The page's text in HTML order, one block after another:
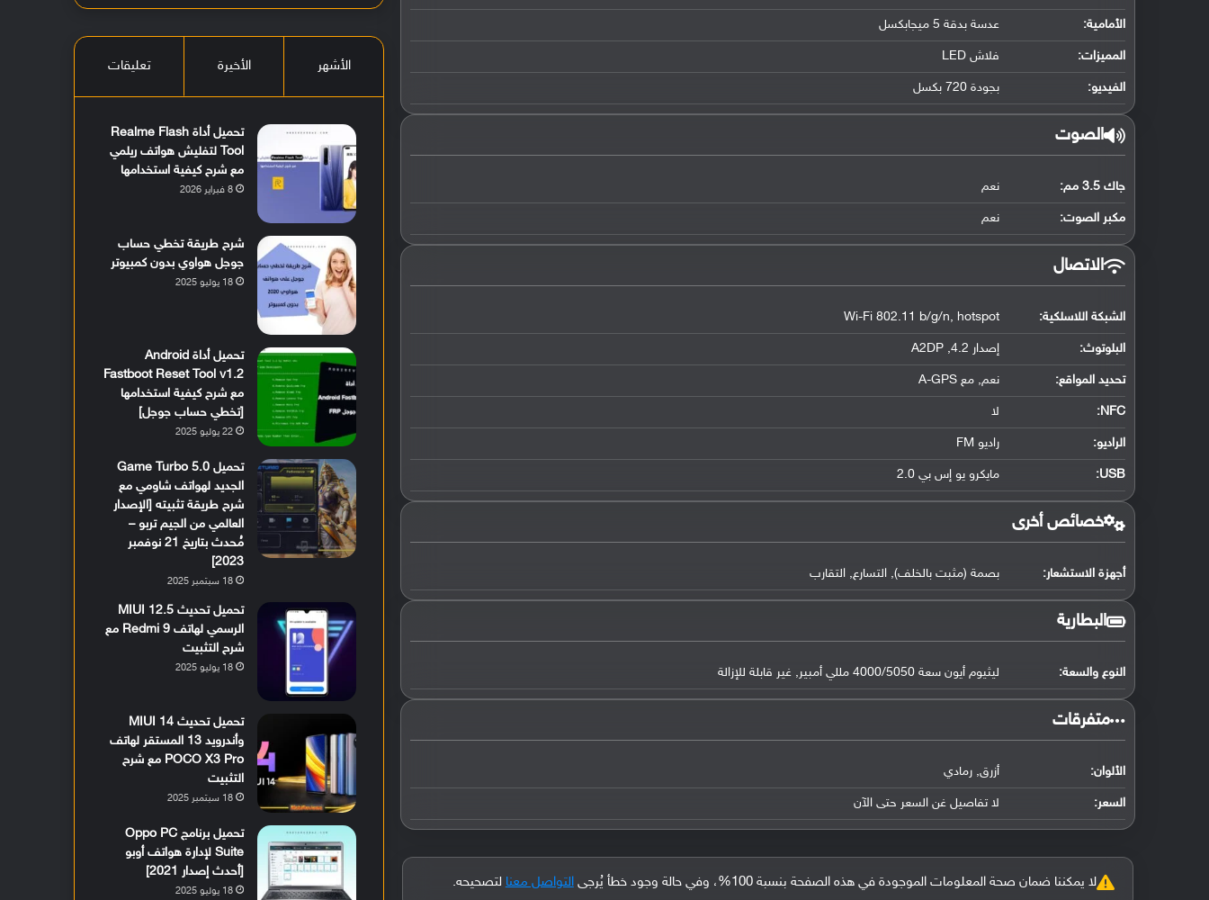
الأمامية: عدسة بدقة 5 ميجابكسل
المميزات: فلاش LED
الفيديو: بجودة 720 بكسل
الصوت
جاك 3.5 مم: نعم
مكبر الصوت: نعم
الاتصال
الشبكة اللاسلكية: Wi-Fi 802.11 b/g/n, hotspot
البلوتوث: إصدار 4.2, A2DP
تحديد المواقع: نعم, مع A-GPS
NFC
: لا
الراديو: راديو FM
USB
: مايكرو يو إس بي 2.0
خصائص أخرى
أجهزة الاستشعار: بصمة (مثبت بالخلف), التسارع, التقارب
البطارية
النوع والسعة: ليثيوم أيون سعة 4000/5050 مللي أمبير, غير قابلة للإزالة
‏متفرقات‏
الألوان: أزرق, رمادي
السعر: لا تفاصيل غن السعر حتى الآن
لا يمكننا ضمان صحة المعلومات الموجودة في هذه الصفحة بنسبة 100%، وفي حالة وجود خطأ يُرجى التواصل معنا لتصحيحه.
الأشهر الأخيرة تعليقات
تحميل أداة Realme Flash
Tool لتفليش هواتف ريلمي
مع شرح كيفية استخدامها
8 فبراير 2026
شرح طريقة تخطي حساب
جوجل هواوي بدون كمبيوتر
18 يوليو 2025
تحميل أداة Android
Fastboot Reset Tool v1.2
مع شرح كيفية استخدامها
[تخطي حساب جوجل]
22 يوليو 2025
تحميل Game Turbo 5.0
الجديد لهواتف شاومي مع
شرح طريقة تثبيته [الإصدار
العالمي من الجيم تربو –
مُحدث بتاريخ 21 نوفمبر
2023]
18 سبتمبر 2025
تحميل تحديث MIUI 12.5
الرسمي لهاتف Redmi 9 مع
شرح التثبيت
18 يوليو 2025
تحميل تحديث MIUI 14
وأندرويد 13 المستقر لهاتف
POCO X3 Pro مع شرح
التثبيت
18 سبتمبر 2025
تحميل برنامج Oppo PC
Suite لإدارة هواتف أوبو
[أحدث إصدار 2021]
18 يوليو 2025